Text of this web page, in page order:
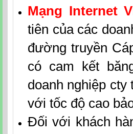
Mạng Internet
tiên của các
đường truyền
có cam kết
doanh nghiệp cty
với tốc độ cao
Đối với khách